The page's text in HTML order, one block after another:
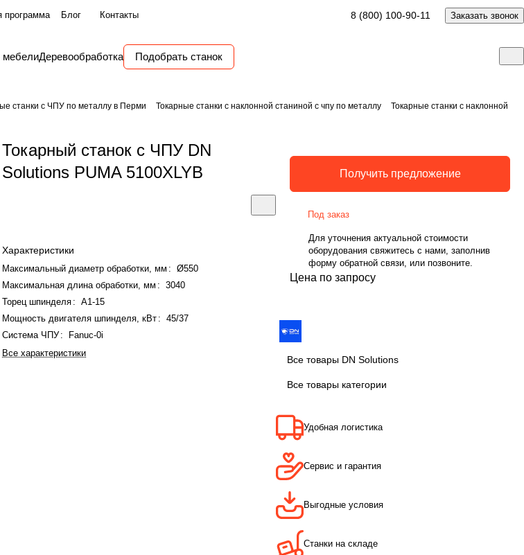
программа Блог Контакты 8 (800) 100-90-11 Заказать звонок
мебелиДеревообработка Подобрать станок
станки с ЧПУ по металлу в Перми Токарные станки с наклонной станиной с чпу по металлу
Токарные станки с наклонной
Токарный станок с ЧПУ DN
Solutions PUMA 5100XLYB
Характеристики
Максимальный диаметр обработки, мм :
Ø550
Максимальная длина обработки, мм :
3040
Торец шпинделя :
A1-15
Мощность двигателя шпинделя, кВт :
45/37
Система ЧПУ:
Fanuc-0i
Все характеристики
Получить предложение
Под заказ
Для уточнения актуальной стоимости
оборудования свяжитесь с нами, заполнив
форму обратной связи, или позвоните.
Цена по запросу
Все товары DN Solutions
Все товары категории
Удобная логистика
Сервис и гарантия
Выгодные условия
Станки на складе